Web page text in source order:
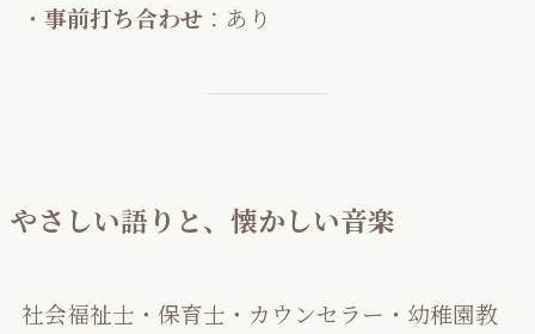
・ 事前打ち合わせ ：あり
やさしい語りと、懐かしい音楽
社会福祉士・保育士・カウンセラー・幼稚園教